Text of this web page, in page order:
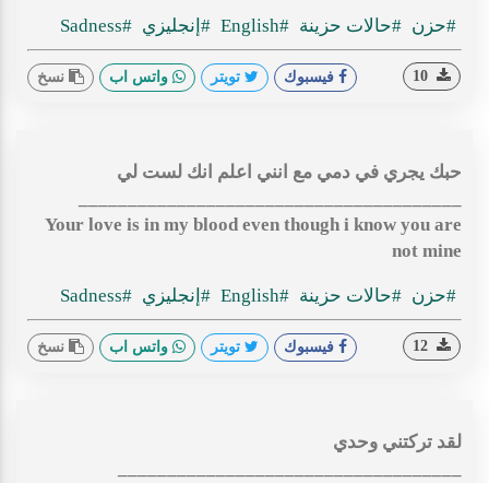
#حزن #حالات حزينة #English #إنجليزي #Sadness
فيسبوك تويتر واتس اب نسخ
حبك يجري في دمي مع انني اعلم انك لست لي
Your love is in my blood even though i know you are
not mine
#حزن #حالات حزينة #English #إنجليزي #Sadness
فيسبوك تويتر واتس اب نسخ
لقد تركتني وحدي